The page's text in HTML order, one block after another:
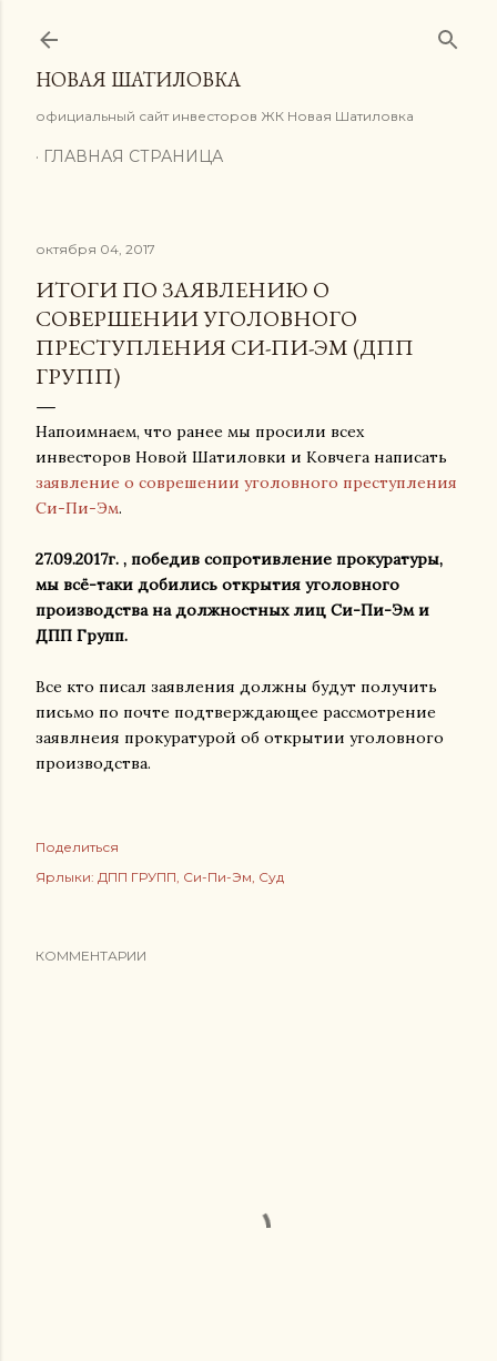
НОВАЯ ШАТИЛОВКА
официальный сайт инвесторов ЖК Новая Шатиловка
ГЛАВНАЯ СТРАНИЦА
октября 04, 2017
ИТОГИ ПО ЗАЯВЛЕНИЮ О
СОВЕРШЕНИИ УГОЛОВНОГО
ПРЕСТУПЛЕНИЯ СИ-ПИ-ЭМ (ДПП
ГРУПП)
Напоимнаем, что ранее мы просили всех
инвесторов Новой Шатиловки и Ковчега написать
заявление о соврешении уголовного преступления
Си-Пи-Эм.
27.09.2017г. , победив сопротивление прокуратуры,
мы всё-таки добились открытия уголовного
производства на должностных лиц Си-Пи-Эм и
ДПП Групп.
Все кто писал заявления должны будут получить
письмо по почте подтверждающее рассмотрение
заявлнеия прокуратурой об открытии уголовного
производства.
Поделиться
Ярлыки: ДПП ГРУПП Си-Пи-Эм Суд
КОММЕНТАРИИ